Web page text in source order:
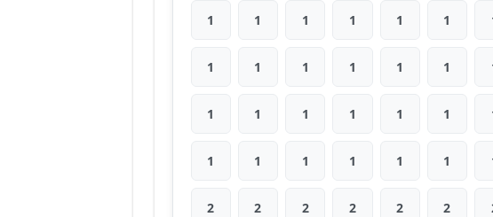
1 1 1 1 1 1
1 1 1 1 1 1
1 1 1 1 1 1
1 1 1 1 1 1
2 2 2 2 2 2